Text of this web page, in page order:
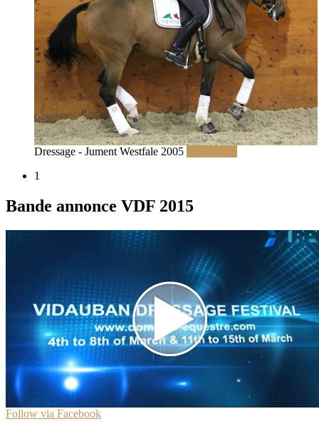
Dressage - Jument Westfale 2005
1
Bande annonce VDF 2015
Follow via Facebook